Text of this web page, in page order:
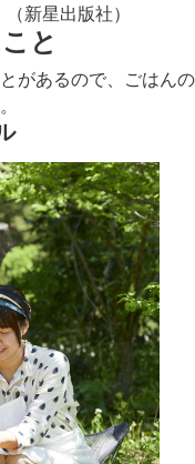
新星出版社）
と
があるので、ごはんの